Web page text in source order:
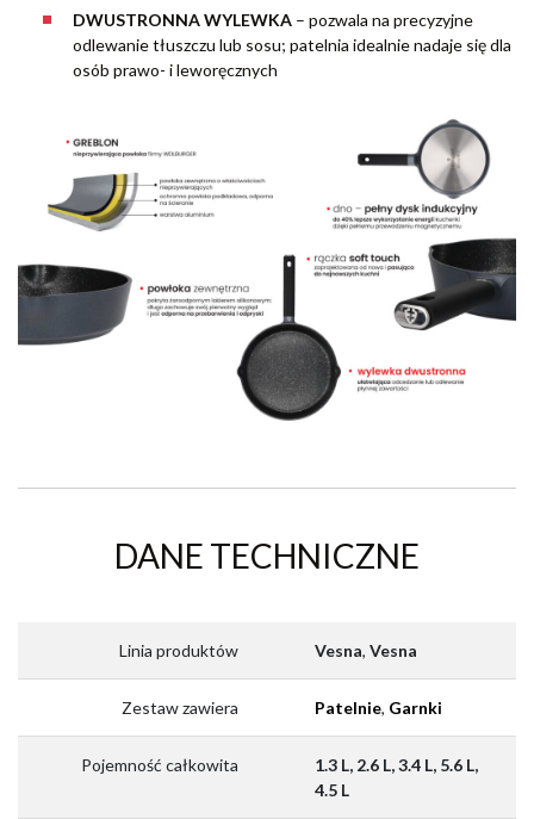
DWUSTRONNA WYLEWKA – pozwala na precyzyjne
odlewanie tłuszczu lub sosu; patelnia idealnie nadaje się dla
osób prawo- i leworęcznych
DANE TECHNICZNE
Linia produktów Vesna, Vesna
Zestaw zawiera Patelnie, Garnki
Pojemność całkowita
1.3 L, 2.6 L, 3.4 L, 5.6 L,
4.5 L